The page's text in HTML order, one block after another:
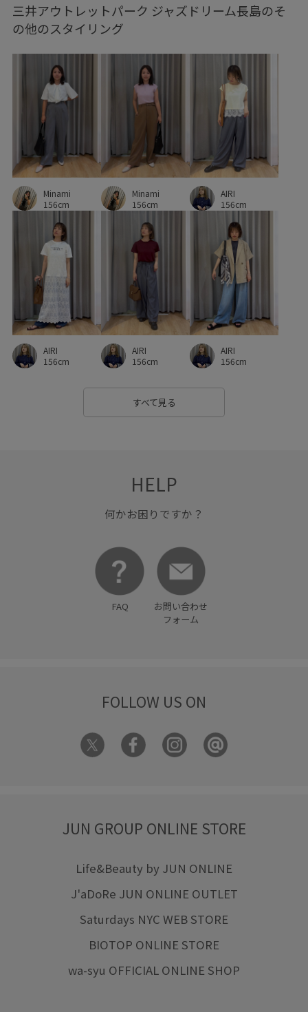
都会的
三井アウトレットパーク ジャズドリーム長島のそ
の他のスタイリング
Minami
156cm
Minami
156cm
AIRI
156cm
AIRI
156cm
AIRI
156cm
AIRI
156cm
すべて見る
HELP
何かお困りですか？
FAQ
お問い合わせ
フォーム
FOLLOW US ON
JUN GROUP ONLINE STORE
Life&Beauty by JUN ONLINE
J'aDoRe JUN ONLINE OUTLET
Saturdays NYC WEB STORE
BIOTOP ONLINE STORE
wa-syu OFFICIAL ONLINE SHOP